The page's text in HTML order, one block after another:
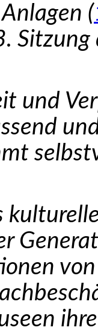
(
und